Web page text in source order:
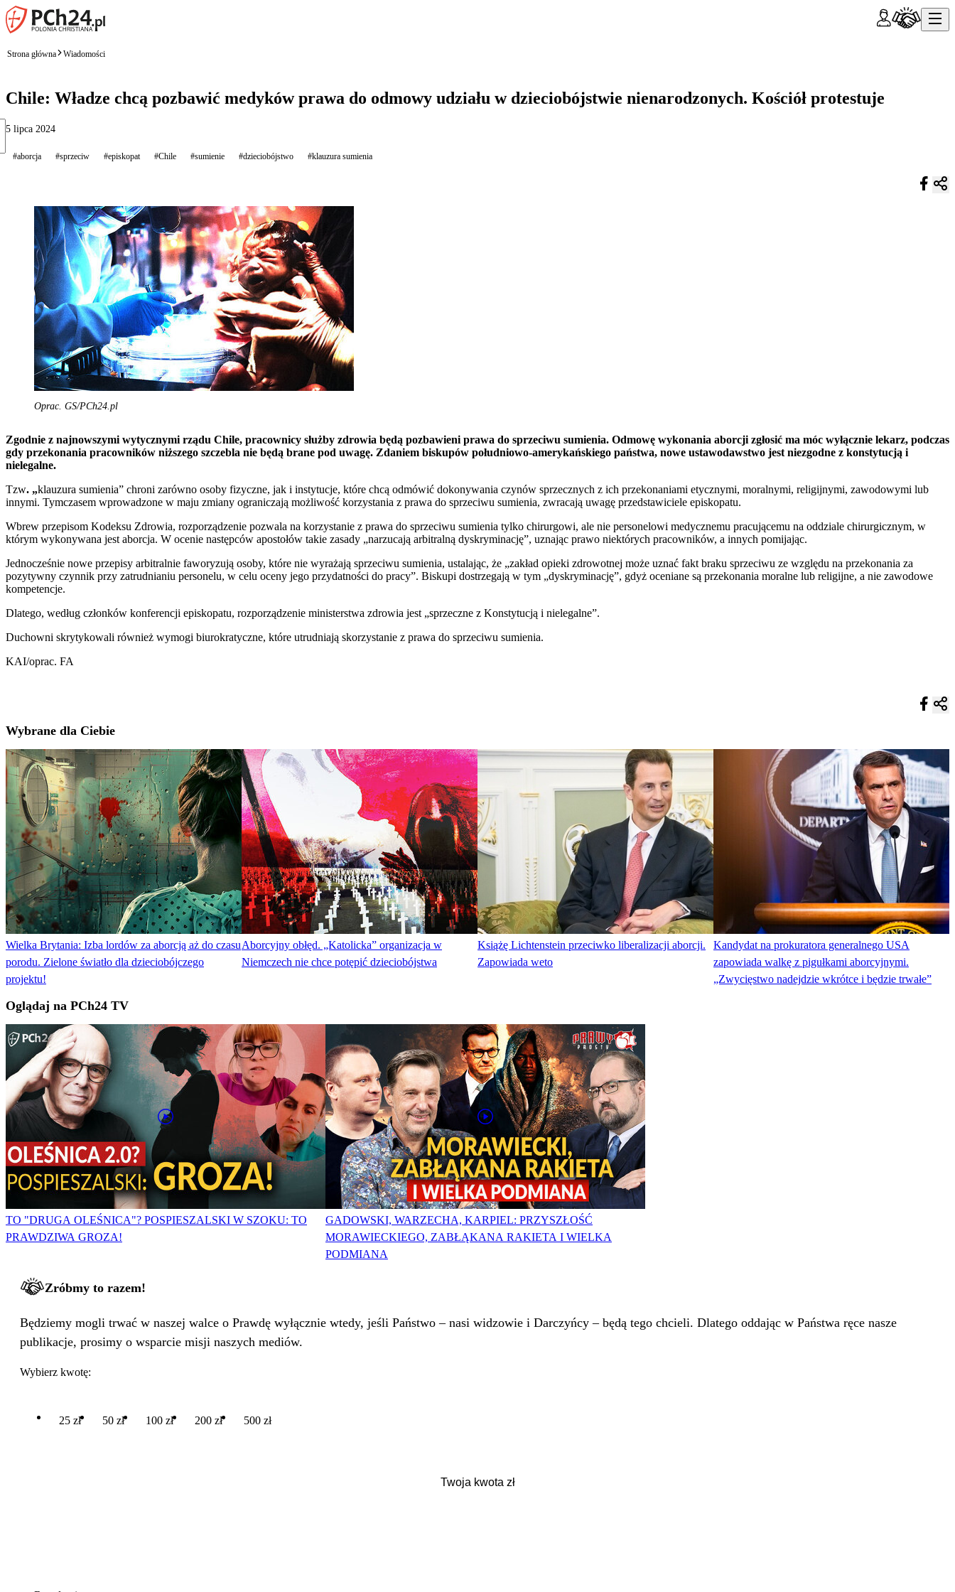
Strona główna Wiadomości
Chile: Władze chcą pozbawić medyków prawa do odmowy udziału w dzieciobójstwie nienarodzonych. Kościół protestuje
5 lipca 2024
#aborcja #sprzeciw #episkopat #Chile #sumienie #dzieciobójstwo #klauzura sumienia
Oprac. GS/PCh24.pl
Zgodnie z najnowszymi wytycznymi rządu Chile, pracownicy służby zdrowia będą pozbawieni prawa do sprzeciwu sumienia. Odmowę wykonania aborcji zgłosić ma móc wyłącznie lekarz, podczas
gdy przekonania pracowników niższego szczebla nie będą brane pod uwagę. Zdaniem biskupów południowo-amerykańskiego państwa, nowe ustawodawstwo jest niezgodne z konstytucją i
nielegalne.
Tzw. „klauzura sumienia” chroni zarówno osoby fizyczne, jak i instytucje, które chcą odmówić dokonywania czynów sprzecznych z ich przekonaniami etycznymi, moralnymi, religijnymi, zawodowymi lub
innymi. Tymczasem wprowadzone w maju zmiany ograniczają możliwość korzystania z prawa do sprzeciwu sumienia, zwracają uwagę przedstawiciele episkopatu.
Wbrew przepisom Kodeksu Zdrowia, rozporządzenie pozwala na korzystanie z prawa do sprzeciwu sumienia tylko chirurgowi, ale nie personelowi medycznemu pracującemu na oddziale chirurgicznym, w
którym wykonywana jest aborcja. W ocenie następców apostołów takie zasady „narzucają arbitralną dyskryminację”, uznając prawo niektórych pracowników, a innych pomijając.
Jednocześnie nowe przepisy arbitralnie faworyzują osoby, które nie wyrażają sprzeciwu sumienia, ustalając, że „zakład opieki zdrowotnej może uznać fakt braku sprzeciwu ze względu na przekonania za
pozytywny czynnik przy zatrudnianiu personelu, w celu oceny jego przydatności do pracy”. Biskupi dostrzegają w tym „dyskryminację”, gdyż oceniane są przekonania moralne lub religijne, a nie zawodowe
kompetencje.
Dlatego, według członków konferencji episkopatu, rozporządzenie ministerstwa zdrowia jest „sprzeczne z Konstytucją i nielegalne”.
Duchowni skrytykowali również wymogi biurokratyczne, które utrudniają skorzystanie z prawa do sprzeciwu sumienia.
KAI/oprac. FA
Wybrane dla Ciebie
Wielka Brytania: Izba lordów za aborcją aż do czasu
porodu. Zielone światło dla dzieciobójczego
projektu!
Aborcyjny obłęd. „Katolicka” organizacja w
Niemczech nie chce potępić dzieciobójstwa
Książę Lichtenstein przeciwko liberalizacji aborcji.
Zapowiada weto
Kandydat na prokuratora generalnego USA
zapowiada walkę z pigułkami aborcyjnymi.
„Zwycięstwo nadejdzie wkrótce i będzie trwałe”
Oglądaj na PCh24 TV
TO "DRUGA OLEŚNICA"? POSPIESZALSKI W SZOKU: TO
PRAWDZIWA GROZA!
GADOWSKI, WARZECHA, KARPIEL: PRZYSZŁOŚĆ
MORAWIECKIEGO, ZABŁĄKANA RAKIETA I WIELKA
PODMIANA
Zróbmy to razem!
Będziemy mogli trwać w naszej walce o Prawdę wyłącznie wtedy, jeśli Państwo – nasi widzowie i Darczyńcy – będą tego chcieli. Dlatego oddając w Państwa ręce nasze
publikacje, prosimy o wsparcie misji naszych mediów.
Wybierz kwotę:
25 zł 50 zł 100 zł 200 zł 500 zł